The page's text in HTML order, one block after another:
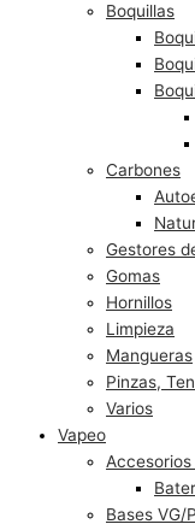
Boquillas
Carbones
Gestores
Gomas
Hornillos
Limpieza
Mangueras
Pinzas,
Varios
Vapeo
Accesorios
Bases VG/